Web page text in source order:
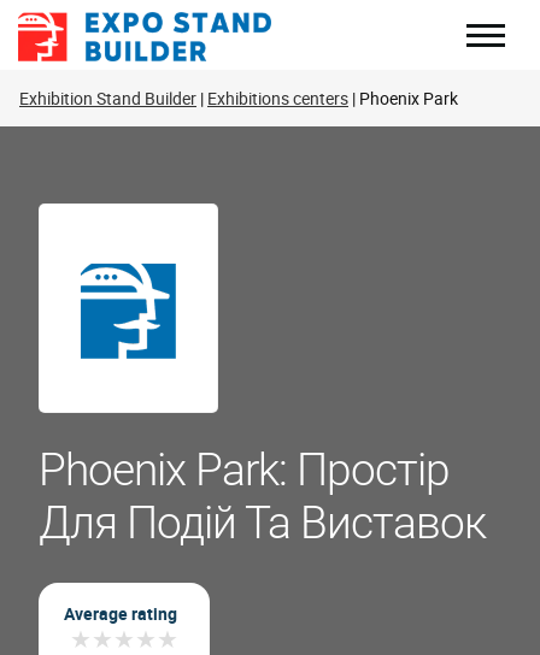
Перейти
Exhibition Stand Builder Exhibitions centers Phoenix Park
Phoenix Park: Простір
Для Подій Та Виставок
Average rating
★★★★★
★★★★★